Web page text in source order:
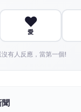
❤️
愛
沒有人反應，當第一個!